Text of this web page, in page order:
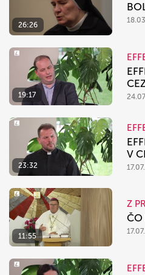
26:26
19:17
23:32
V
11:55
Z
ČO